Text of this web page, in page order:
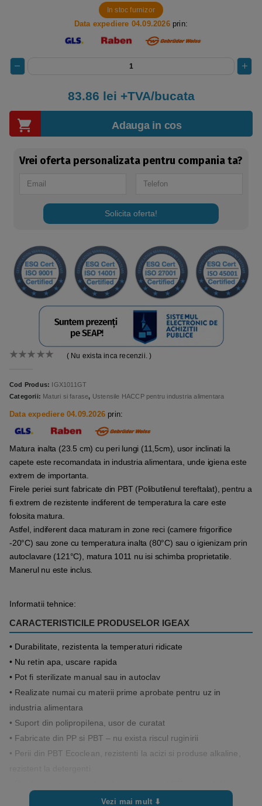
( Nu exista inca recenzii. )
Cod Produs: IGX1011GT
Categorii: Maturi si farase, Ustensile HACCP pentru industria alimentara
Data expediere 04.09.2026 prin:
Matura inalta (23.5 cm) cu peri lungi (11,5cm), usor inclinati la
capete este recomandata in industria alimentara, unde igiena este
extrem de importanta.
Firele periei sunt fabricate din PBT (Polibutilenul tereftalat), pentru a
fi extrem de rezistente indiferent de temperatura la care este
folosita matura.
Astfel, indiferent daca maturam in zone reci (camere frigorifice
-20°C) sau zone cu temperatura inalta (80°C) sau o igienizam prin
autoclavare (121°C), matura 1011 nu isi schimba proprietatile.
Manerul nu este inclus.
In stoc furnizor
Data expediere 04.09.2026prin:
83.86 lei +TVA/bucata
Adauga in cos
Vrei oferta personalizata pentru compania ta?
Solicita oferta!
Informatii tehnice:
CARACTERISTICILE PRODUSELOR IGEAX
• Durabilitate, rezistenta la temperaturi ridicate
• Nu retin apa, uscare rapida
• Pot fi sterilizate manual sau in autoclav
• Realizate numai cu materii prime aprobate pentru uz in
industria alimentara
• Suport din polipropilena, usor de curatat
• Fabricate din PP si PBT – nu exista riscul ruginirii
• Perii din PBT Ecoclean, rezistenti la acizi si produse alkaline,
Vezi mai mult ⬇